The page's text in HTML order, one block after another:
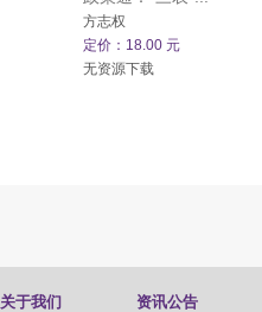
方志权
定价：18.00 元
无资源下载
关于我们 资讯公告